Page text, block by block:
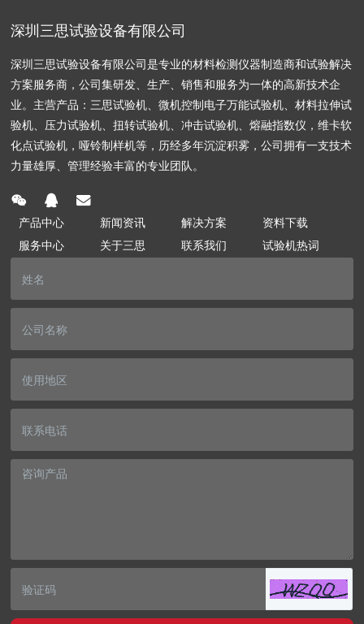
深圳三思试验设备有限公司
深圳三思试验设备有限公司是专业的材料检测仪器制造商和试验解决
方案服务商，公司集研发、生产、销售和服务为一体的高新技术企
业。主营产品：三思试验机、微机控制电子万能试验机、材料拉伸试
验机、压力试验机、扭转试验机、冲击试验机、熔融指数仪，维卡软
化点试验机，哑铃制样机等，历经多年沉淀积雾，公司拥有一支技术
力量雄厚、管理经验丰富的专业团队。
产品中心 新闻资讯 解决方案
资料下载
服务中心
关于三思 联系我们 试验机热词